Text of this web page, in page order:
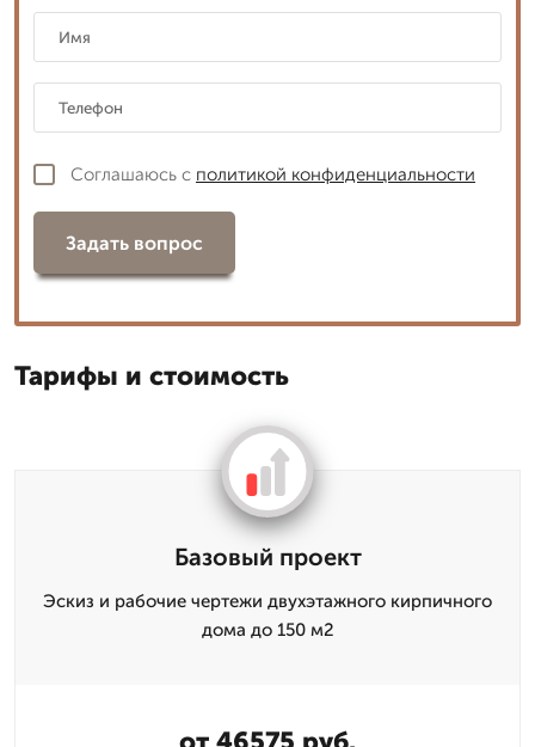
Соглашаюсь с политикой конфиденциальности
Задать вопрос
Тарифы и стоимость
Базовый проект
Эскиз и рабочие чертежи двухэтажного кирпичного
дома до 150 м2